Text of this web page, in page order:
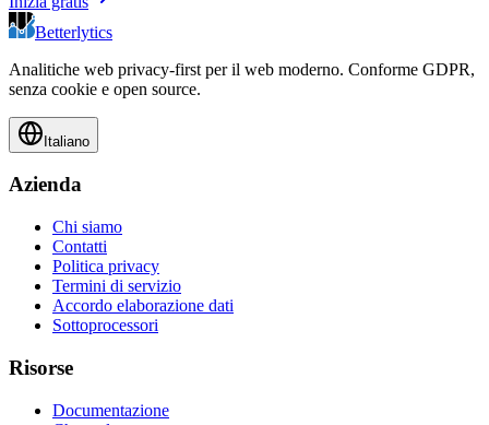
Betterlytics
Analitiche web privacy-first per il web moderno. Conforme GDPR,
senza cookie e open source.
Italiano
Azienda
Chi siamo
Contatti
Politica privacy
Termini di servizio
Accordo elaborazione dati
Sottoprocessori
Risorse
Documentazione